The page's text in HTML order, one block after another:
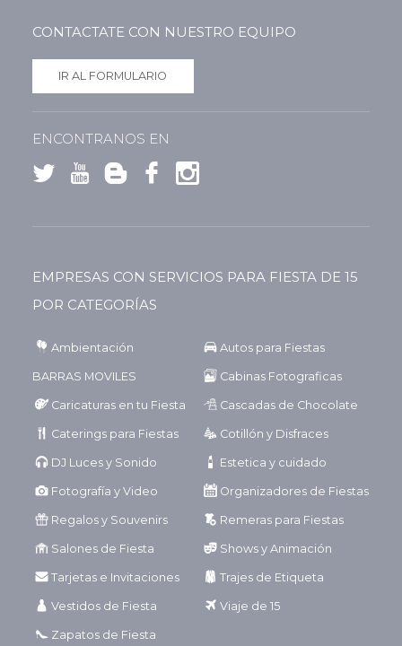
CONTACTATE CON NUESTRO EQUIPO
IR AL FORMULARIO
ENCONTRANOS EN
EMPRESAS CON SERVICIOS PARA FIESTA DE 15
POR CATEGORÍAS
Ambientación Autos para Fiestas
BARRAS MOVILES Cabinas Fotograficas
Caricaturas en tu Fiesta Cascadas de Chocolate
Caterings para Fiestas Cotillón y Disfraces
DJ Luces y Sonido Estetica y cuidado
Fotografía y Video Organizadores de Fiestas
Regalos y Souvenirs Remeras para Fiestas
Salones de Fiesta Shows y Animación
Tarjetas e Invitaciones Trajes de Etiqueta
Vestidos de Fiesta Viaje de 15
Zapatos de Fiesta